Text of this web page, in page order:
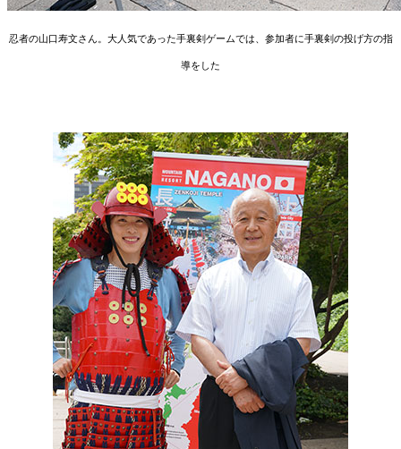
忍者の山口寿文さん。大人気であった手裏剣ゲームでは、参加者に手裏剣の投げ方の指
導をした